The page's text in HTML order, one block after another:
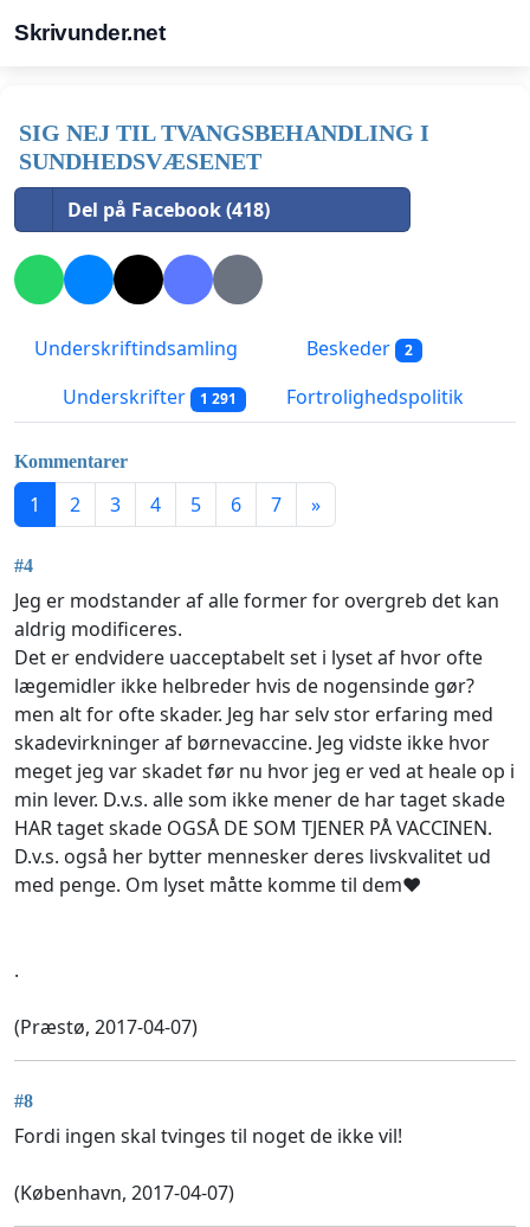
Skrivunder.net
SIG NEJ TIL TVANGSBEHANDLING I
SUNDHEDSVÆSENET
Del på Facebook (418)
Underskriftindsamling Beskeder 2
Underskrifter 1 291 Fortrolighedspolitik
Kommentarer
1 2 3 4 5 6 7 »
#4
Jeg er modstander af alle former for overgreb det kan
aldrig modificeres.
Det er endvidere uacceptabelt set i lyset af hvor ofte
lægemidler ikke helbreder hvis de nogensinde gør?
men alt for ofte skader. Jeg har selv stor erfaring med
skadevirkninger af børnevaccine. Jeg vidste ikke hvor
meget jeg var skadet før nu hvor jeg er ved at heale op i
min lever. D.v.s. alle som ikke mener de har taget skade
HAR taget skade OGSÅ DE SOM TJENER PÅ VACCINEN.
D.v.s. også her bytter mennesker deres livskvalitet ud
med penge. Om lyset måtte komme til dem❤
.
(Præstø, 2017-04-07)
#8
Fordi ingen skal tvinges til noget de ikke vil!
(København, 2017-04-07)